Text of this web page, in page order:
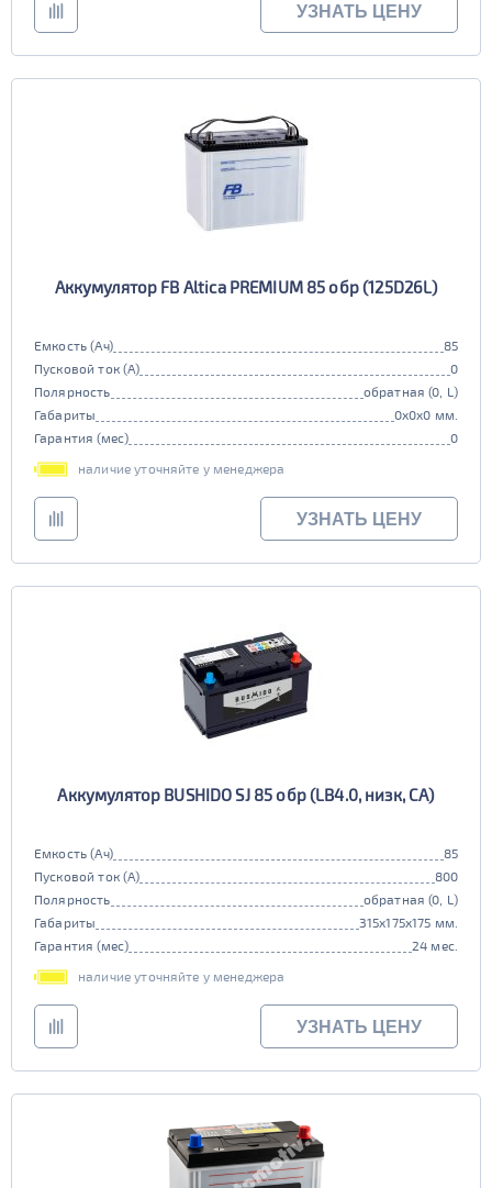
УЗНАТЬ ЦЕНУ
Аккумулятор FB Altica PREMIUM 85 обр (125D26L)
Емкость (Ач)
85
Пусковой ток (А)
0
Полярность
обратная (0, L)
Габариты
0x0x0 мм.
Гарантия (мес)
0
наличие уточняйте у менеджера
УЗНАТЬ ЦЕНУ
Аккумулятор BUSHIDO SJ 85 обр (LB4.0, низк, CA)
Емкость (Ач)
85
Пусковой ток (А)
800
Полярность
обратная (0, L)
Габариты
315x175x175 мм.
Гарантия (мес)
24 мес.
наличие уточняйте у менеджера
УЗНАТЬ ЦЕНУ